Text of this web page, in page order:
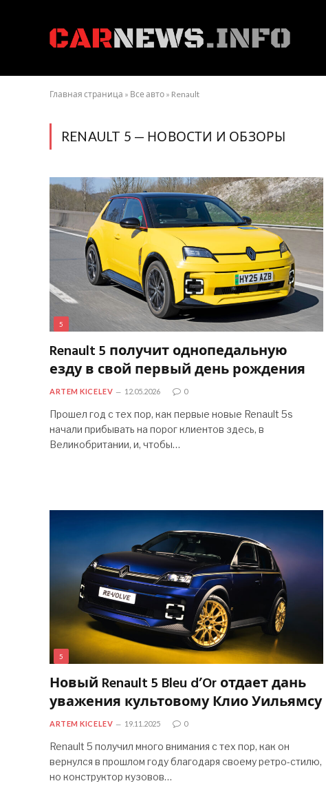
Главная страница » Все авто » Renault
RENAULT 5 — НОВОСТИ И ОБЗОРЫ
5
Renault 5 получит однопедальную
езду в свой первый день рождения
ARTEM KICELEV 12.05.2026 0
Прошел год с тех пор, как первые новые Renault 5s
начали прибывать на порог клиентов здесь, в
Великобритании, и, чтобы…
5
Новый Renault 5 Bleu d’Or отдает дань
уважения культовому Клио Уильямсу
ARTEM KICELEV 19.11.2025 0
Renault 5 получил много внимания с тех пор, как он
вернулся в прошлом году благодаря своему ретро-стилю,
но конструктор кузовов…